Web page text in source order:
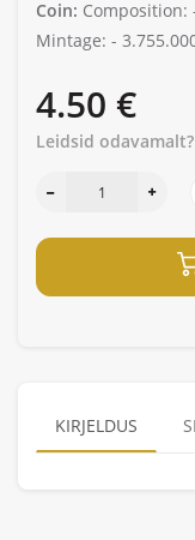
Coin: Composition:
Mintage: -
4.50 €
Leidsid odavamalt?
KIRJELDUS